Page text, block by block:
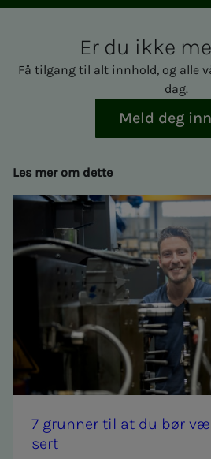
Er du ikke
Få tilgang til alt innhold, og alle
dag.
Meld deg
Les mer om dette
7 grun­­­ner til at du bør
sert